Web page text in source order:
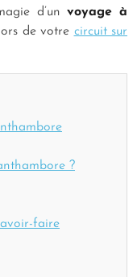
d’unvoyage à
de votre circuit sur
?
faire